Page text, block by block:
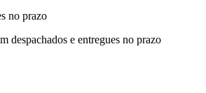
no prazo
despachados e entregues no prazo